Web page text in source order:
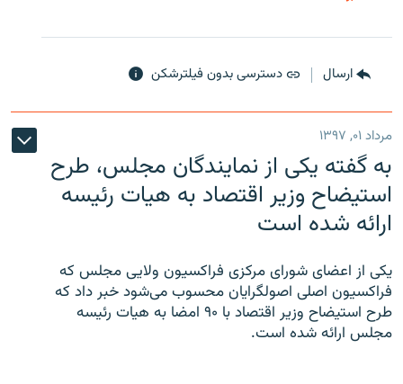
ارسال دسترسی بدون فیلترشکن
مرداد ۰۱, ۱۳۹۷
به گفته یکی از نمایندگان مجلس، طرح
استیضاح وزیر اقتصاد به هیات رئیسه
ارائه شده است
یکی از اعضای شورای مرکزی فراکسیون ولایی مجلس که
فراکسیون اصلی اصولگرایان محسوب می‌شود خبر داد که
طرح استیضاح وزیر اقتصاد با ۹۰ امضا به هیات رئیسه
مجلس ارائه شده است.